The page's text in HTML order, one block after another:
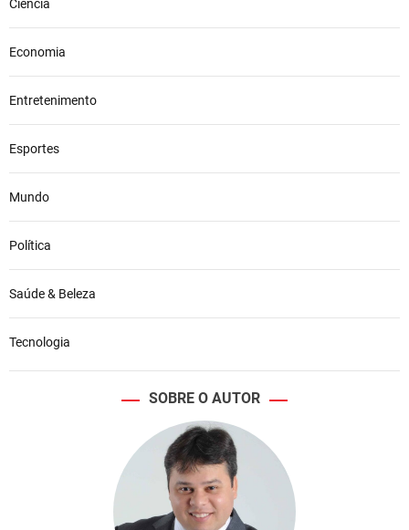
Ciência
Economia
Entretenimento
Esportes
Mundo
Política
Saúde & Beleza
Tecnologia
SOBRE O AUTOR